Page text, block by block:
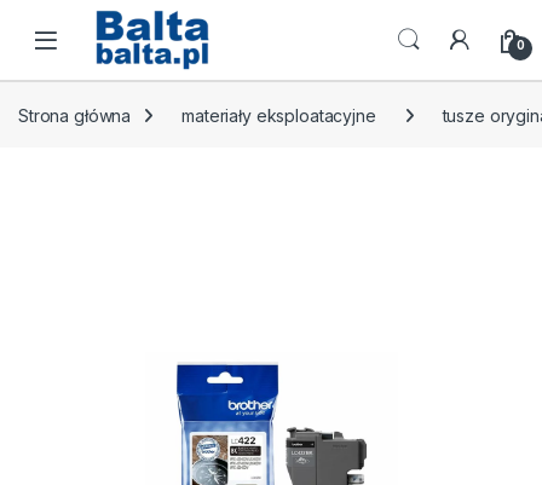
Skip to navigation
Skip to content
Open 0
Strona główna materiały eksploatacyjne tusze